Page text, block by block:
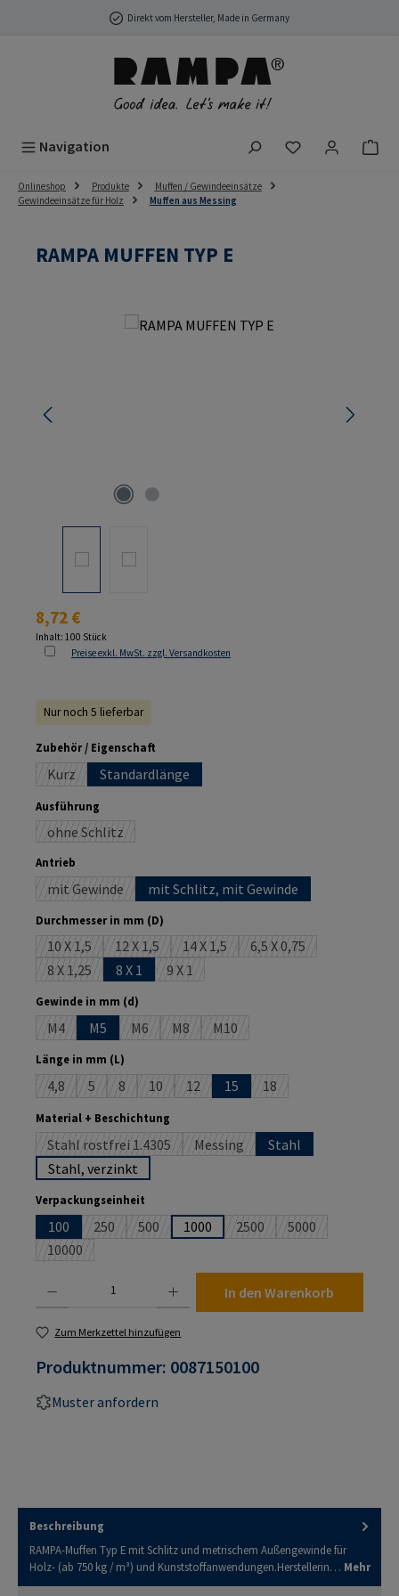
Zum Hauptinhalt springenDirekt vom Hersteller, Made in Germany
Navigation Du hast 0
Onlineshop Produkte
Muffen / Gewindeeinsätze
Gewindeeinsätze für Holz
Muffen aus Messing
RAMPA MUFFEN TYP E
Bildergalerie überspringen
Regulärer Preis:
8,72 €
Inhalt: 100 Stück
Preise exkl. MwSt. zzgl. Versandkosten
Nur noch 5 lieferbar
Zubehör / Eigenschaft
Kurz(Diese Option ist zurzeit nicht verfügbar.)
Standardlänge
Ausführung
ohne Schlitz(Diese Option ist zurzeit nicht verfügbar.)
Antrieb
mit Gewinde(Diese Option ist zurzeit nicht verfügbar.)
mit Schlitz, mit Gewinde
Durchmesser in mm (D)
10 X 1,5(Diese Option ist zurzeit nicht verfügbar.)
12 X 1,5(Diese Option ist zurzeit nicht verfügbar.)
14 X 1,5(Diese Option ist zurzeit nicht
6,5 X 0,75(Diese Option ist
8 X 1,25(Diese Option ist zurzeit nicht verfügbar.)
8 X 1 9 X 1(Diese Option ist zurzeit nicht verfügbar.)
Gewinde in mm (d)
M4(Diese Option ist zurzeit nicht verfügbar.)
M5 M6(Diese Option ist zurzeit nicht verfügbar.)
M8(Diese Option ist zurzeit nicht verfügbar.)
M10(Diese Option ist zurzeit nicht
Länge in mm (L)
4,8(Diese Option ist zurzeit nicht verfügbar.)
5(Diese Option ist zurzeit nicht verfügbar.)
8(Diese Option ist zurzeit nicht verfügbar.)
10(Diese Option ist zurzeit nicht verfügbar.)
12(Diese Option ist zurzeit nicht
15 18(Diese Option ist
Material + Beschichtung
Stahl rostfrei 1.4305(Diese Option ist zurzeit nicht verfügbar.)
Messing(Diese Option ist zurzeit nicht
Stahl
Stahl, verzinkt
Verpackungseinheit
100 250(Diese Option ist zurzeit nicht verfügbar.)
500(Diese Option ist zurzeit nicht verfügbar.)
1000 2500(Diese Option ist zurzeit
5000(Diese Option ist
10000(Diese Option ist zurzeit nicht verfügbar.)
In den Warenkorb
Zum Merkzettel hinzufügen
Produktnummer: 0087150100
Muster anfordern
Beschreibung
RAMPA-Muffen Typ E mit Schlitz und metrischem Außengewinde für
Holz- (ab 750 kg / m³) und Kunststoffanwendungen.Herstellerin… Mehr